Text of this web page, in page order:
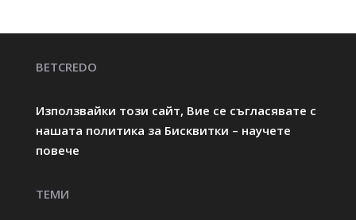
BETCREDO
Използвайки този сайт, Вие се съгласявате с
нашата политика за Бисквитки – научете
повече
ТЕМИ